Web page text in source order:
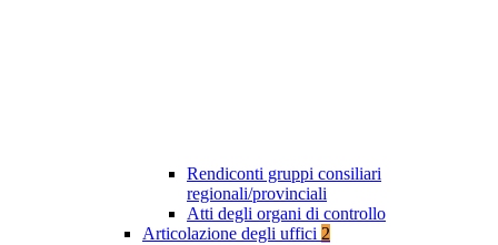
Rendiconti gruppi consiliari
regionali/provinciali
Atti degli organi di controllo
Articolazione degli uffici 2